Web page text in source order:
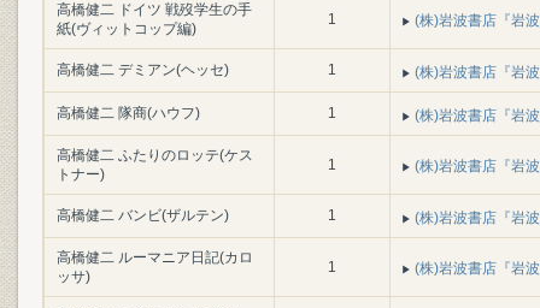
高橋健二 ドイツ 戦歿学生の手
紙(ヴィットコップ編)
1 (株)岩波書店『岩
高橋健二 デミアン(ヘッセ) 1 (株)岩波書店『岩
高橋健二 隊商(ハウフ) 1 (株)岩波書店『岩
高橋健二 ふたりのロッテ(ケス
トナー)
1 (株)岩波書店『岩
高橋健二 バンビ(ザルテン) 1 (株)岩波書店『岩
高橋健二 ルーマニア日記(カロ
ッサ)
1 (株)岩波書店『岩